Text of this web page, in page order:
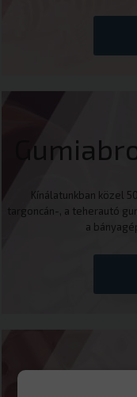
Kínálatunkban közel
targoncán-, a teherautó
a